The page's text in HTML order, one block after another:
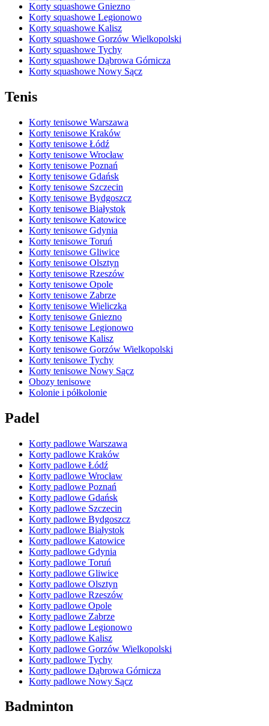
Korty squashowe Gniezno
Korty squashowe Legionowo
Korty squashowe Kalisz
Korty squashowe Gorzów Wielkopolski
Korty squashowe Tychy
Korty squashowe Dąbrowa Górnicza
Korty squashowe Nowy Sącz
Tenis
Korty tenisowe Warszawa
Korty tenisowe Kraków
Korty tenisowe Łódź
Korty tenisowe Wrocław
Korty tenisowe Poznań
Korty tenisowe Gdańsk
Korty tenisowe Szczecin
Korty tenisowe Bydgoszcz
Korty tenisowe Białystok
Korty tenisowe Katowice
Korty tenisowe Gdynia
Korty tenisowe Toruń
Korty tenisowe Gliwice
Korty tenisowe Olsztyn
Korty tenisowe Rzeszów
Korty tenisowe Opole
Korty tenisowe Zabrze
Korty tenisowe Wieliczka
Korty tenisowe Gniezno
Korty tenisowe Legionowo
Korty tenisowe Kalisz
Korty tenisowe Gorzów Wielkopolski
Korty tenisowe Tychy
Korty tenisowe Nowy Sącz
Obozy tenisowe
Kolonie i półkolonie
Padel
Korty padlowe Warszawa
Korty padlowe Kraków
Korty padlowe Łódź
Korty padlowe Wrocław
Korty padlowe Poznań
Korty padlowe Gdańsk
Korty padlowe Szczecin
Korty padlowe Bydgoszcz
Korty padlowe Białystok
Korty padlowe Katowice
Korty padlowe Gdynia
Korty padlowe Toruń
Korty padlowe Gliwice
Korty padlowe Olsztyn
Korty padlowe Rzeszów
Korty padlowe Opole
Korty padlowe Zabrze
Korty padlowe Legionowo
Korty padlowe Kalisz
Korty padlowe Gorzów Wielkopolski
Korty padlowe Tychy
Korty padlowe Dąbrowa Górnicza
Korty padlowe Nowy Sącz
Badminton